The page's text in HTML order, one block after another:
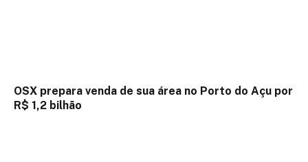
OSX prepara venda de sua área no Porto do Açu por
R$ 1,2 bilhão